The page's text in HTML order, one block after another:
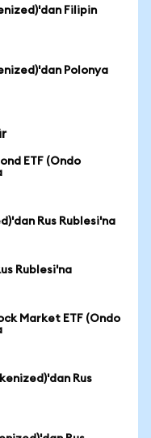
Filipin
Polonya
ETF (Ondo
Rus Rublesi'na
Rublesi'na
Market ETF (Ondo
Rus